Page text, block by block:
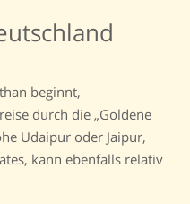
beginnt,
durch die „Goldene
Udaipur oder Jaipur,
kann ebenfalls relativ